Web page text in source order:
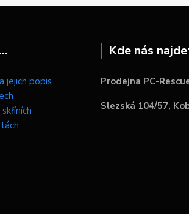
jejich popis
Kde nás
Prodejna PC-
Slezská 104/57,